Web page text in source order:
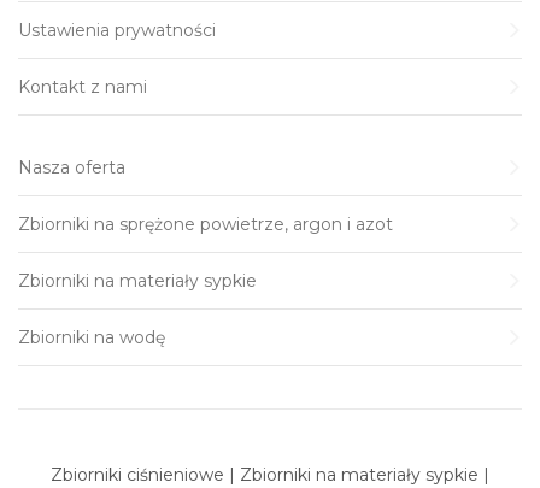
Ustawienia prywatności
Kontakt z nami
Nasza oferta
Zbiorniki na sprężone powietrze, argon i azot
Zbiorniki na materiały sypkie
Zbiorniki na wodę
Zbiorniki ciśnieniowe | Zbiorniki na materiały sypkie |